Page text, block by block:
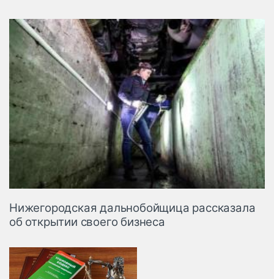
транспорт
Спецтехника
Автосервис,
запчасти, шины
Топливо, масла и
автохимия
Нижегородская дальнобойщица рассказала
об открытии своего бизнеса